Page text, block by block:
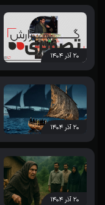
۲۰ آذر ۱۴۰۴
۲۰ آذر ۱۴۰۴
۲۰ آذر ۱۴۰۴